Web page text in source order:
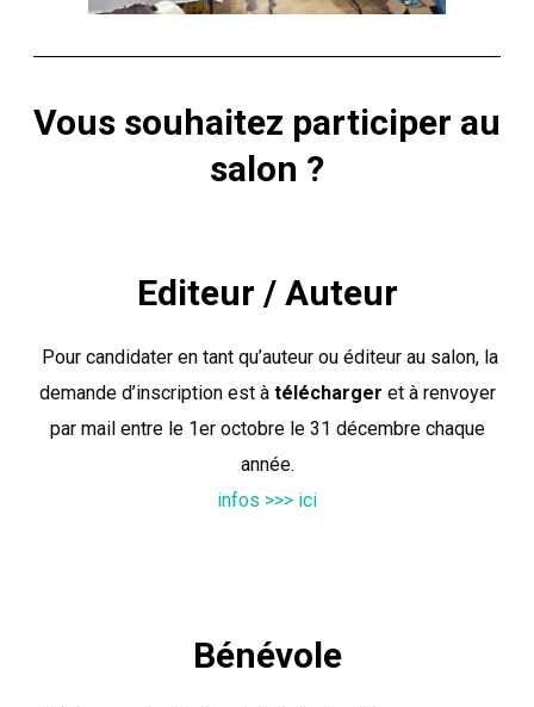
Vous souhaitez participer au
salon ?
Editeur / Auteur
Pour candidater en tant qu’auteur ou éditeur au salon, la
demande d’inscription est à télécharger et à renvoyer
par mail entre le 1er octobre le 31 décembre chaque
année.
infos >>> ici
Bénévole